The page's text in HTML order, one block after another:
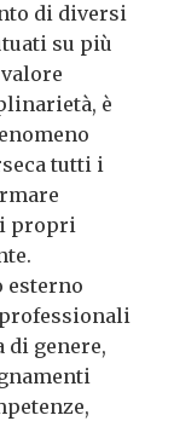
di diversi
su più
è
tutti i
propri
esterno
di genere,